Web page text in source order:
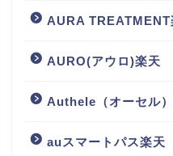
AURA TREATMENT
AURO(アウロ)楽天
Authele（オーセル
auスマートパス楽天